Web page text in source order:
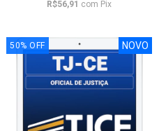
R$56,91 com Pix
50% OFF NOVO